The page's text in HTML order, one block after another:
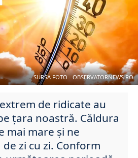
SURSA FOTO - OBSERVATORNEWS.RO
de ridicate au
țara noastră. Căldura
mai mare și ne
zi cu zi. Conform